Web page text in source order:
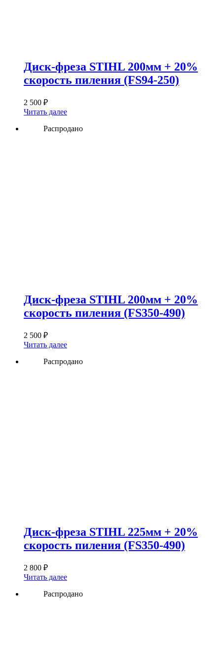
Диск-фреза STIHL 200мм + 20%
скорость пиления (FS94-250)
2 500 ₽
Читать далее
Распродано
Диск-фреза STIHL 200мм + 20%
скорость пиления (FS350-490)
2 500 ₽
Читать далее
Распродано
Диск-фреза STIHL 225мм + 20%
скорость пиления (FS350-490)
2 800 ₽
Читать далее
Распродано